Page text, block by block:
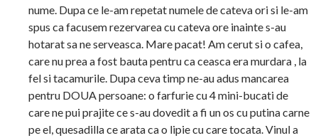
nume. Dupa ce le-am repetat numele de cateva ori si le-am
spus ca facusem rezervarea cu cateva ore inainte s-au
hotarat sa ne serveasca. Mare pacat! Am cerut si o cafea,
care nu prea a fost bauta pentru ca ceasca era murdara , la
fel si tacamurile. Dupa ceva timp ne-au adus mancarea
pentru DOUA persoane: o farfurie cu 4 mini-bucati de
care ne pui prajite ce s-au dovedit a fi un os cu putina carne
pe el, quesadilla ce arata ca o lipie cu care tocata. Vinul a